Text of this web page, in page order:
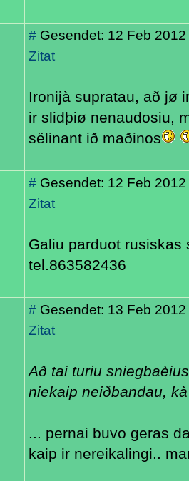
# Gesendet: 12 Feb
Zitat
Ironijà supratau, að jø
ir slidþiø nenaudosiu,
sëlinant ið maðinos
# Gesendet: 12 Feb
Zitat
Galiu parduot rusiskas
tel.863582436
# Gesendet: 13 Feb
Zitat
Að tai turiu
niekaip neiðbandau,
... pernai buvo geras
kaip ir nereikalingi..